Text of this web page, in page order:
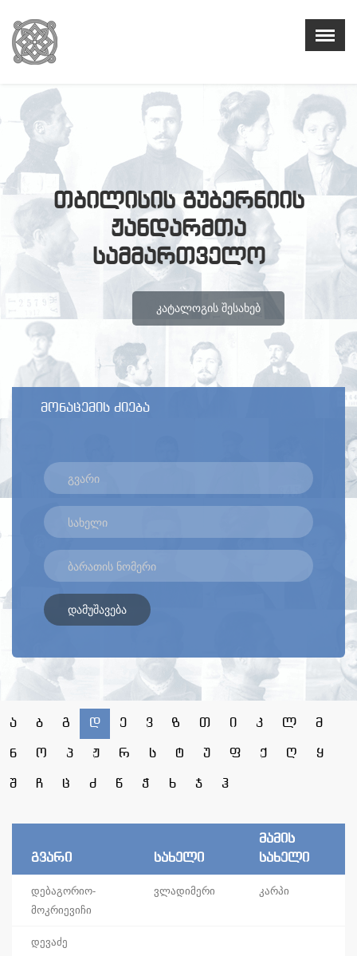
თბილისის გუბერნიის
ჟანდარმთა
სამმართველო
ᲙᲐᲢᲐᲚᲝᲒᲘᲡ ᲨᲔᲡᲐᲮᲔᲑ
მონაცემის ძიება
დამუშავება
ა ბ გ დ ე ვ ზ თ ი კ ლ მ
ნ ო პ ჟ რ ს ტ უ ფ ქ ღ ყ
შ ჩ ც ძ წ ჭ ხ ჯ ჰ
გვარი სახელი
მამის
სახელი
დებაგორიო-
მოკრიევიჩი
ვლადიმერი კარპი
დევაძე